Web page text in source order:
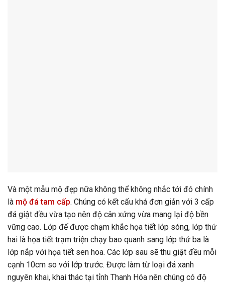
Và một mẫu mộ đẹp nữa không thể không nhắc tới đó chính
là mộ đá tam cấp. Chúng có kết cấu khá đơn giản với 3 cấp
đá giật đều vừa tạo nên độ cân xứng vừa mang lại độ bền
vững cao. Lớp đế được chạm khắc họa tiết lớp sóng, lớp thứ
hai là họa tiết trạm triện chạy bao quanh sang lớp thứ ba là
lớp nắp với họa tiết sen hoa. Các lớp sau sẽ thu giật đều mỗi
cạnh 10cm so với lớp trước. Được làm từ loại đá xanh
nguyên khai, khai thác tại tỉnh Thanh Hóa nên chúng có độ